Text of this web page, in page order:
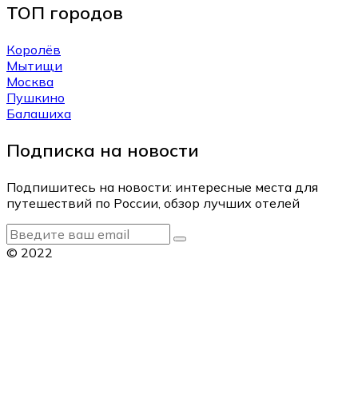
ТОП городов
Королёв
Мытищи
Москва
Пушкино
Балашиха
Подписка на новости
Подпишитесь на новости: интересные места для
путешествий по России, обзор лучших отелей
© 2022